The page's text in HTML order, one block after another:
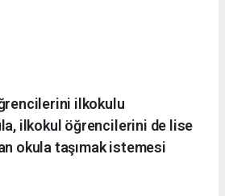
ilkokulu
ilkokul öğrencilerini de lise
okula taşımak istemesi